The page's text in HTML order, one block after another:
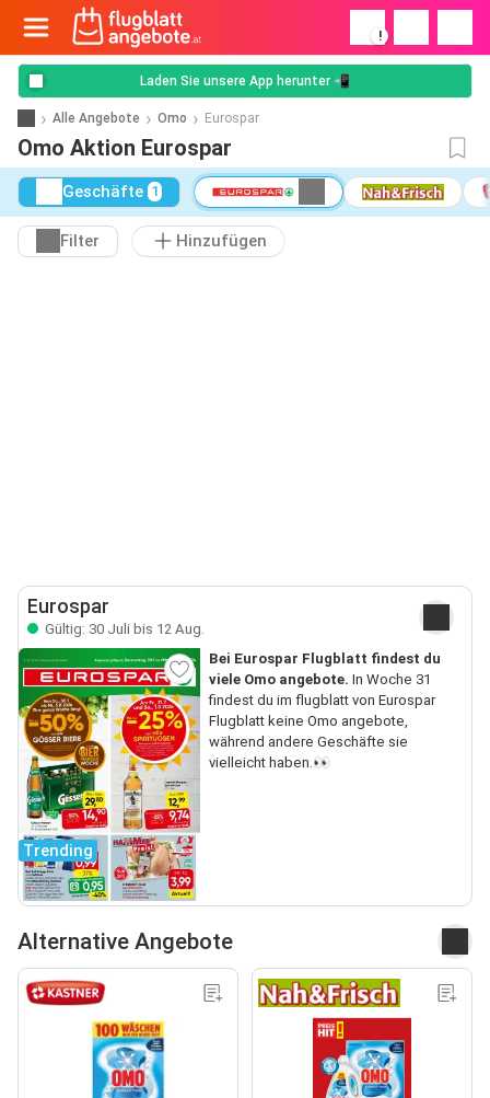
!
Laden Sie unsere App herunter 📲
Alle Angebote Omo Eurospar
Omo Aktion Eurospar
Geschäfte 1
Filter Hinzufügen
Eurospar
Gültig: 30 Juli bis 12 Aug.
Trending
Bei Eurospar Flugblatt findest du
viele Omo angebote. In Woche 31
findest du im flugblatt von Eurospar
Flugblatt keine Omo angebote,
während andere Geschäfte sie
vielleicht haben.👀
Alternative Angebote